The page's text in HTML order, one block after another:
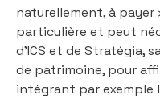
naturellement, à
particulière et peut
d’ICS et de Stratégia,
de patrimoine, pour
intégrant par exemple